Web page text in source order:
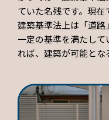
ていた名残です。現在
建築基準法上は「道
一定の基準を満たし
れば、建築が可能とな